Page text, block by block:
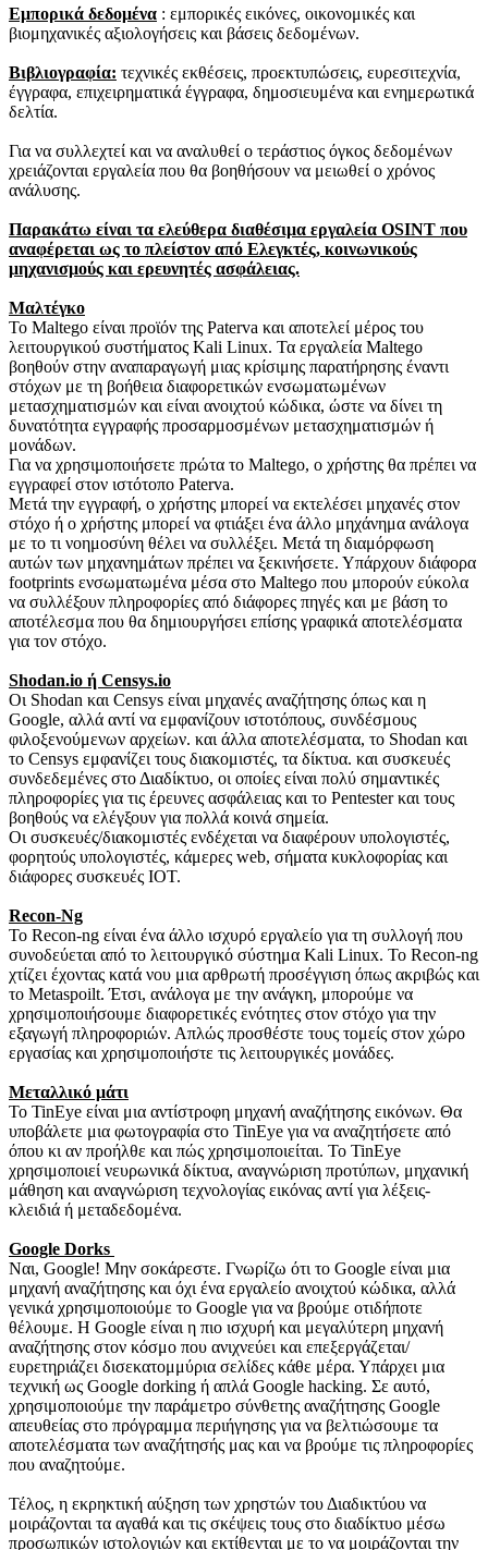
Εμπορικά δεδομένα : εμπορικές εικόνες, οικονομικές και
βιομηχανικές αξιολογήσεις και βάσεις δεδομένων.
Βιβλιογραφία: τεχνικές εκθέσεις, προεκτυπώσεις, ευρεσιτεχνία,
έγγραφα, επιχειρηματικά έγγραφα, δημοσιευμένα και ενημερωτικά
δελτία.
Για να συλλεχτεί και να αναλυθεί ο τεράστιος όγκος δεδομένων
χρειάζονται εργαλεία που θα βοηθήσουν να μειωθεί ο χρόνος
ανάλυσης.
Παρακάτω είναι τα ελεύθερα διαθέσιμα εργαλεία OSINT που
αναφέρεται ως το πλείστον από Ελεγκτές, κοινωνικούς
μηχανισμούς και ερευνητές ασφάλειας.
Μαλτέγκο
Το Maltego είναι προϊόν της Paterva και αποτελεί μέρος του
λειτουργικού συστήματος Kali Linux. Τα εργαλεία Maltego
βοηθούν στην αναπαραγωγή μιας κρίσιμης παρατήρησης έναντι
στόχων με τη βοήθεια διαφορετικών ενσωματωμένων
μετασχηματισμών και είναι ανοιχτού κώδικα, ώστε να δίνει τη
δυνατότητα εγγραφής προσαρμοσμένων μετασχηματισμών ή
μονάδων.
Για να χρησιμοποιήσετε πρώτα το Maltego, ο χρήστης θα πρέπει να
εγγραφεί στον ιστότοπο Paterva.
Μετά την εγγραφή, ο χρήστης μπορεί να εκτελέσει μηχανές στον
στόχο ή ο χρήστης μπορεί να φτιάξει ένα άλλο μηχάνημα ανάλογα
με το τι νοημοσύνη θέλει να συλλέξει. Μετά τη διαμόρφωση
αυτών των μηχανημάτων πρέπει να ξεκινήσετε. Υπάρχουν διάφορα
footprints ενσωματωμένα μέσα στο Maltego που μπορούν εύκολα
να συλλέξουν πληροφορίες από διάφορες πηγές και με βάση το
αποτέλεσμα που θα δημιουργήσει επίσης γραφικά αποτελέσματα
για τον στόχο.
Shodan.io ή Censys.io
Οι Shodan και Censys είναι μηχανές αναζήτησης όπως και η
Google, αλλά αντί να εμφανίζουν ιστοτόπους, συνδέσμους
φιλοξενούμενων αρχείων. και άλλα αποτελέσματα, το Shodan και
το Censys εμφανίζει τους διακομιστές, τα δίκτυα. και συσκευές
συνδεδεμένες στο Διαδίκτυο, οι οποίες είναι πολύ σημαντικές
πληροφορίες για τις έρευνες ασφάλειας και το Pentester και τους
βοηθούς να ελέγξουν για πολλά κοινά σημεία.
Οι συσκευές/διακομιστές ενδέχεται να διαφέρουν υπολογιστές,
φορητούς υπολογιστές, κάμερες web, σήματα κυκλοφορίας και
διάφορες συσκευές IOT.
Recon-Ng
Το Recon-ng είναι ένα άλλο ισχυρό εργαλείο για τη συλλογή που
συνοδεύεται από το λειτουργικό σύστημα Kali Linux. Το Recon-ng
χτίζει έχοντας κατά νου μια αρθρωτή προσέγγιση όπως ακριβώς και
το Metaspoilt.Έτσι, ανάλογα με την ανάγκη, μπορούμε να
χρησιμοποιήσουμε διαφορετικές ενότητες στον στόχο για την
εξαγωγή πληροφοριών. Απλώς προσθέστε τους τομείς στον χώρο
εργασίας και χρησιμοποιήστε τις λειτουργικές μονάδες.
Μεταλλικό μάτι
Το TinEye είναι μια αντίστροφη μηχανή αναζήτησης εικόνων. Θα
υποβάλετε μια φωτογραφία στο TinEye για να αναζητήσετε από
όπου κι αν προήλθε και πώς χρησιμοποιείται. Το TinEye
χρησιμοποιεί νευρωνικά δίκτυα, αναγνώριση προτύπων, μηχανική
μάθηση και αναγνώριση τεχνολογίας εικόνας αντί για λέξεις-
κλειδιά ή μεταδεδομένα.
Google Dorks
Ναι, Google! Μην σοκάρεστε. Γνωρίζω ότι το Google είναι μια
μηχανή αναζήτησης και όχι ένα εργαλείο ανοιχτού κώδικα, αλλά
γενικά χρησιμοποιούμε το Google για να βρούμε οτιδήποτε
θέλουμε. Η Google είναι η πιο ισχυρή και μεγαλύτερη μηχανή
αναζήτησης στον κόσμο που ανιχνεύει και επεξεργάζεται/
ευρετηριάζει δισεκατομμύρια σελίδες κάθε μέρα. Υπάρχει μια
τεχνική ως Google dorking ή απλά Google hacking. Σε αυτό,
χρησιμοποιούμε την παράμετρο σύνθετης αναζήτησης Google
απευθείας στο πρόγραμμα περιήγησης για να βελτιώσουμε τα
αποτελέσματα των αναζήτησής μας και να βρούμε τις πληροφορίες
που αναζητούμε.
Τέλος, η εκρηκτική αύξηση των χρηστών του Διαδικτύου να
μοιράζονται τα αγαθά και τις σκέψεις τους στο διαδίκτυο μέσω
προσωπικών ιστολογιών και εκτίθενται με το να μοιράζονται την